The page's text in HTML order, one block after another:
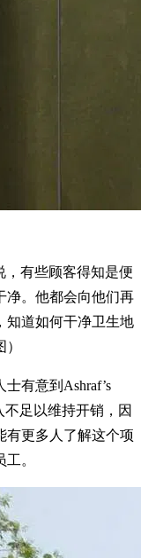
，有些顾客得知是便
净。他都会向他们再
知道如何干净卫生地
有意到Ashraf’s
足以维持开销，因
有更多人了解这个项
。